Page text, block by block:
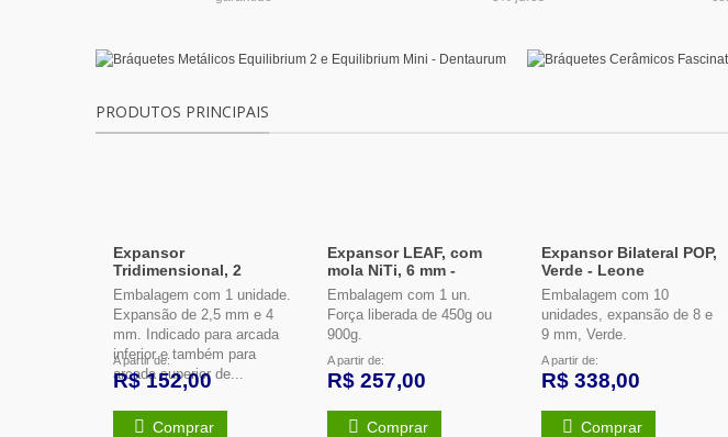
PRODUTOS PRINCIPAIS
Expansor
Tridimensional, 2
segmentos, Inferior/
Mini - Leone
Embalagem com 1 unidade.
Expansão de 2,5 mm e 4
mm. Indicado para arcada
inferior e também para
arcada superior de...
A partir de:
R$ 152,00
Comprar
Expansor LEAF, com
mola NiTi, 6 mm -
Leone
Embalagem com 1 un.
Força liberada de 450g ou
900g.
A partir de:
R$ 257,00
Comprar
Expansor Bilateral POP,
Verde - Leone
Embalagem com 10
unidades, expansão de 8 e
9 mm, Verde.
A partir de:
R$ 338,00
Comprar